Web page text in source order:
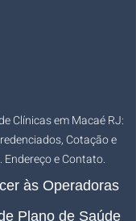
Clínicas em Macaé RJ:
Cotação e
Endereço e Contato.
às Operadoras
Plano de Saúde